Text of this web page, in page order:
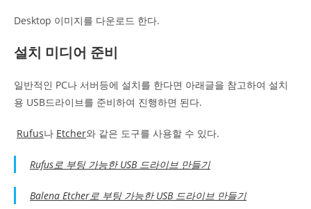
Desktop 이미지를 다운로드 한다.
설치 미디어 준비
일반적인 PC나 서버등에 설치를 한다면 아래글을 참고하여 설치
용 USB드라이브를 준비하여 진행하면 된다.
Rufus나 Etcher와 같은 도구를 사용할 수 있다.
Rufus로 부팅 가능한 USB 드라이브 만들기
Balena Etcher로 부팅 가능한 USB 드라이브 만들기